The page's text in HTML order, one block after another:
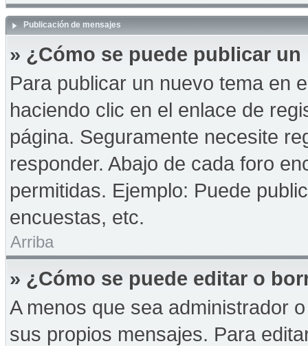
Publicación de mensajes
» ¿Cómo se puede publicar
Para publicar un nuevo tema en
haciendo clic en el enlace de
página. Seguramente necesite
responder. Abajo de cada foro
permitidas. Ejemplo: Puede
encuestas, etc.
Arriba
» ¿Cómo se puede editar o
A menos que sea administrador
sus propios mensajes. Para